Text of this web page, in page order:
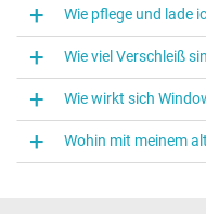
Wie pflege und lade
Wie viel Verschleiß
Wie wirkt sich
Wohin mit meinem